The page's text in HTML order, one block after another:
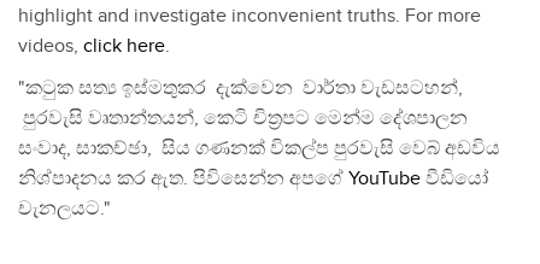
highlight and investigate inconvenient truths. For more
videos, click here.
"කටුක සත්‍ය ඉස්මතුකර දැක්වෙන වාර්තා වැඩසටහන්,
පුරවැසි වෘතාන්තයන්, කෙටි චිත්‍රපට මෙන්ම දේශපාලන
සංවාද, සාකච්ඡා, සිය ගණනක් විකල්ප පුරවැසි වෙබ් අඩවිය
නිශ්පාදනය කර ඇත. පිවිසෙන්න අපගේ YouTube වීඩියෝ
චැනලයට."